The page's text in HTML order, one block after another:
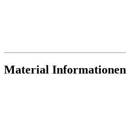
Material Informationen